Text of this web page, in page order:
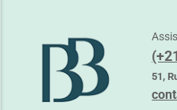
ADERMA EXOMEGA SPRAY
72,250TND 51,